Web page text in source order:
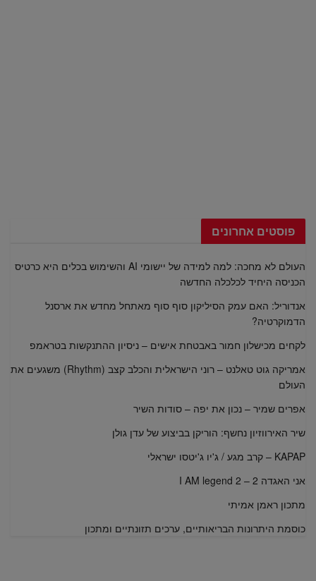
פוסטים אחרונים
העולם לא מחכה: למה למידה של יישומי AI והשימוש בכלים היא כרטיס
הכניסה היחיד לכלכלה החדשה
אנדוריל: האם עמק הסיליקון סוף סוף מאתחל מחדש את ארסנל
הדמוקרטיה?
לקחים מכישלון חמור באבטחת אישים – ניסיון ההתנקשות בטראמפ
אמריקה גוט טאלנט – רוני הישראלית והכלב קצב (Rhythm) משגעים את
העולם
אפרים שמיר – נכון את יפה – סודות השיר
שיר האירווזיון נחשף: הוריקן בביצוע של עדן גולן
KAPAP – קרב מגע / ג'יו ג'יטסו ישראלי
אני האגדה 2 – I AM legend 2
מתכון ראמן אמיתי
כוסמת היתרונות הבריאותיים, ערכים תזונתיים ומתכון